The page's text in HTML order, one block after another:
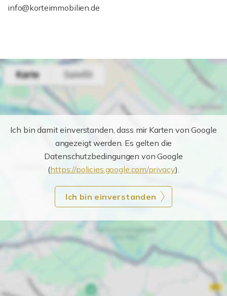
info@korteimmobilien.de
Ich bin damit einverstanden, dass mir Karten von Google
angezeigt werden. Es gelten die
Datenschutzbedingungen von Google
(https://policies.google.com/privacy).
Ich bin einverstanden